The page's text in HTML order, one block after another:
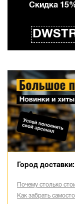
Cкидка
Город доставки:
Почему столько
Как забрать